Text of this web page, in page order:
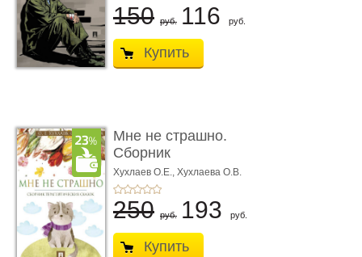
150 руб. 116 руб.
Купить
Мне не страшно.
Сборник
терапевтических
сказо� ...
Хухлаев О.Е., Хухлаева О.В.
250 руб. 193 руб.
Купить